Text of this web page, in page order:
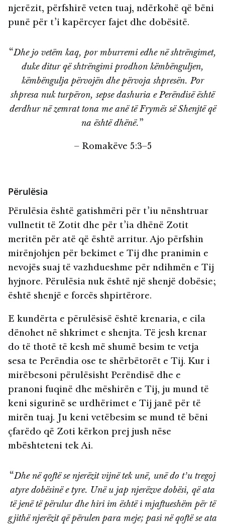
njerëzit, përfshirë veten tuaj, ndërkohë që bëni
punë për t’i kapërcyer fajet dhe dobësitë.
“Dhe jo vetëm kaq, por mburremi edhe në shtrëngimet,
duke ditur që shtrëngimi prodhon këmbënguljen,
këmbëngulja përvojën dhe përvoja shpresën. Por
shpresa nuk turpëron, sepse dashuria e Perëndisë është
derdhur në zemrat tona me anë të Frymës së Shenjtë që
na është dhënë.”
– Romakëve 5:3–5
Përulësia
Përulësia është gatishmëri për t’iu nënshtruar
vullnetit të Zotit dhe për t’ia dhënë Zotit
meritën për atë që është arritur. Ajo përfshin
mirënjohjen për bekimet e Tij dhe pranimin e
nevojës suaj të vazhdueshme për ndihmën e Tij
hyjnore. Përulësia nuk është një shenjë dobësie;
është shenjë e forcës shpirtërore.
E kundërta e përulësisë është krenaria, e cila
dënohet në shkrimet e shenjta. Të jesh krenar
do të thotë të kesh më shumë besim te vetja
sesa te Perëndia ose te shërbëtorët e Tij. Kur i
mirëbesoni përulësisht Perëndisë dhe e
pranoni fuqinë dhe mëshirën e Tij, ju mund të
keni sigurinë se urdhërimet e Tij janë për të
mirën tuaj. Ju keni vetëbesim se mund të bëni
çfarëdo që Zoti kërkon prej jush nëse
mbështeteni tek Ai.
“Dhe në qoftë se njerëzit vijnë tek unë, unë do t’u tregoj
atyre dobësinë e tyre. Unë u jap njerëzve dobësi, që ata
të jenë të përulur dhe hiri im është i mjaftueshëm për të
gjithë njerëzit që përulen para meje; pasi në qoftë se ata